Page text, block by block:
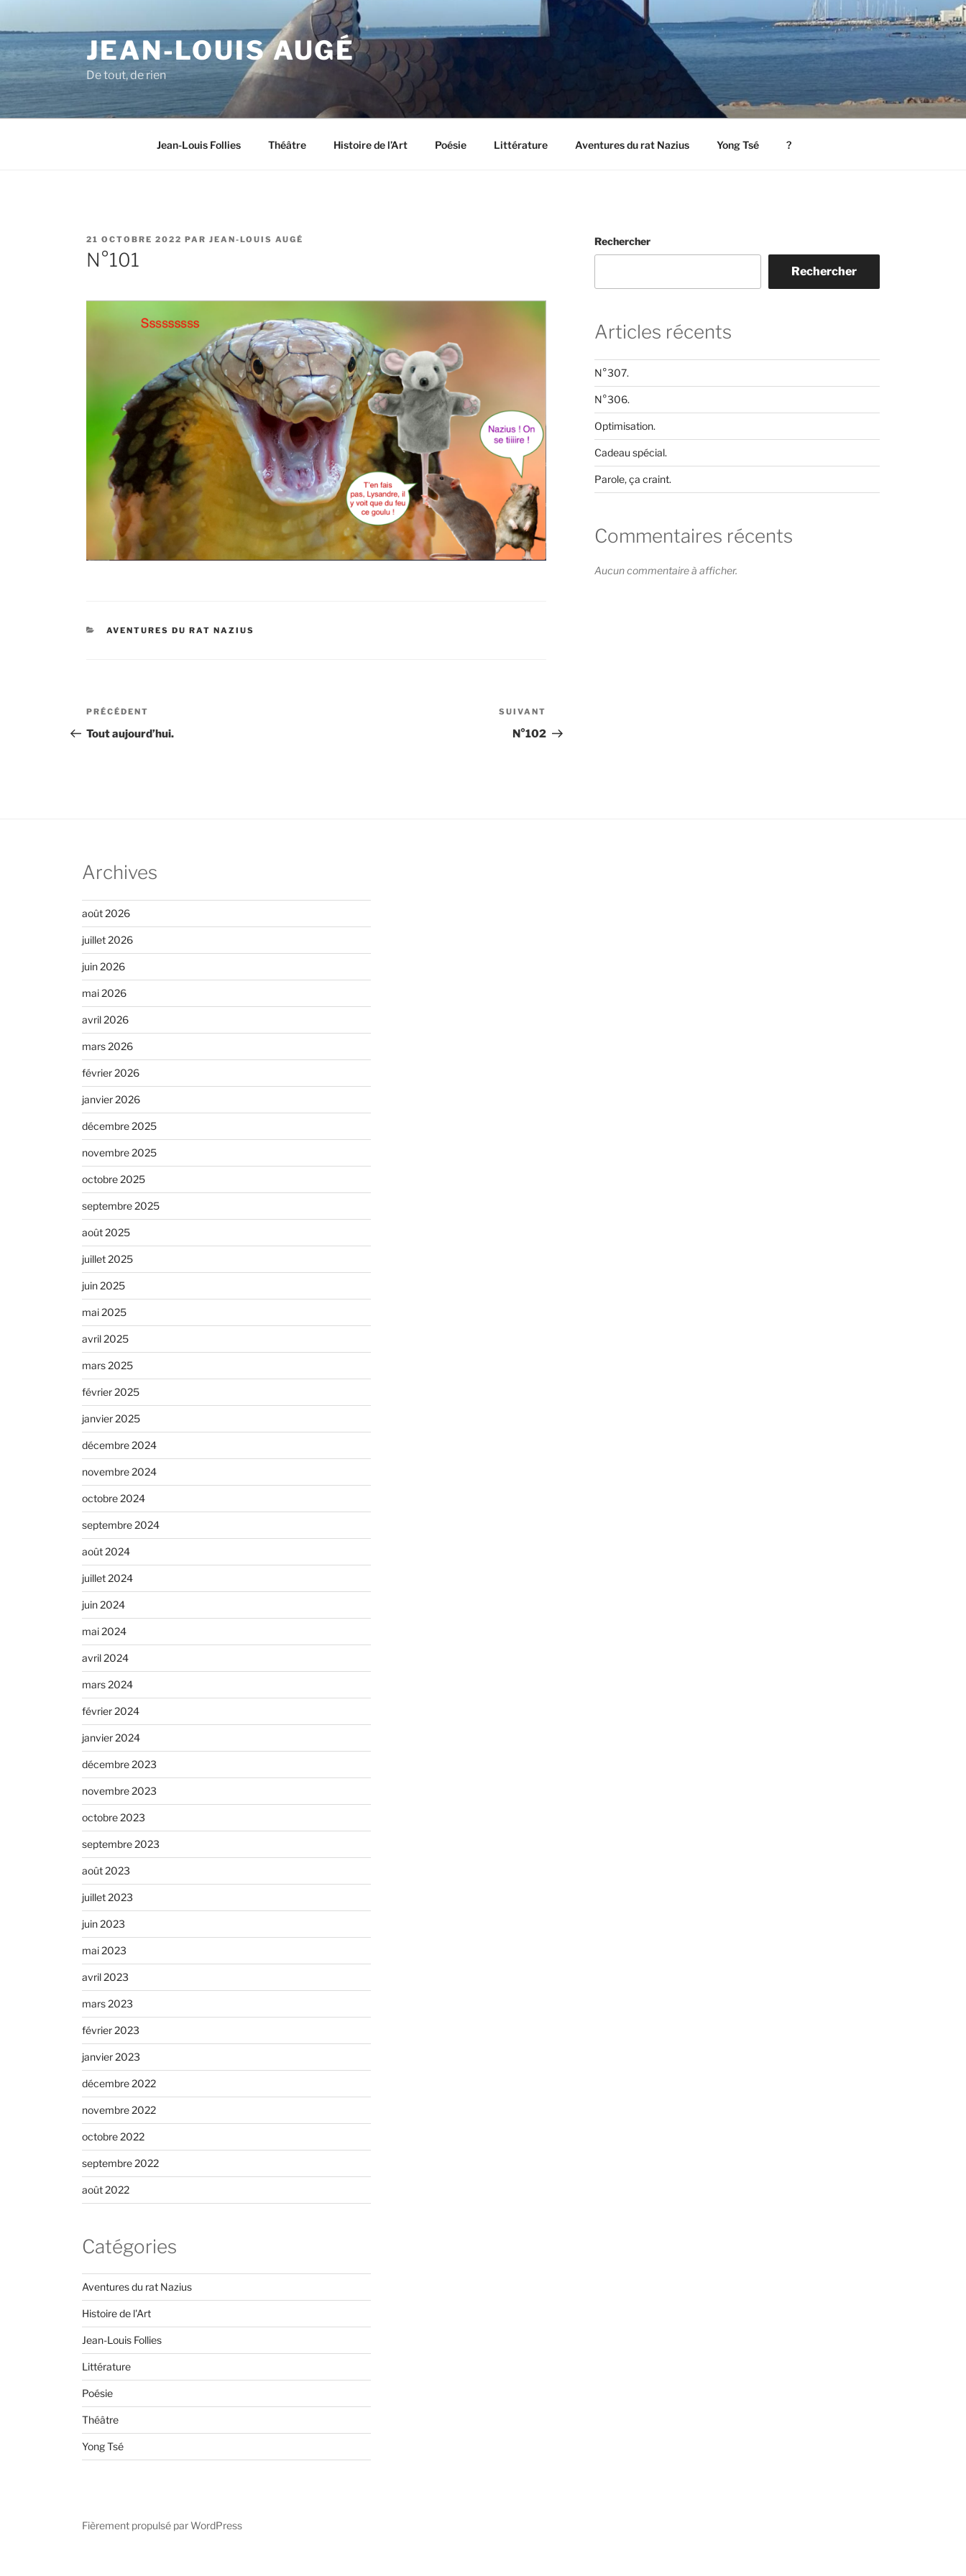
contenu
principal
JEAN-LOUIS AUGÉ
De tout, de rien
Jean-Louis Follies Théâtre Histoire de l’Art Poésie Littérature Aventures du rat Nazius Yong Tsé ?
PUBLIÉ
LE
21 OCTOBRE 2022 PAR JEAN-LOUIS AUGÉ
N°101
CATÉGORIES
AVENTURES DU RAT NAZIUS
Navigation
de
Article
précédent
PRÉCÉDENT
Tout aujourd’hui.
suivant
SUIVANT
N°102
Rechercher
Rechercher
Articles récents
N°307.
N°306.
Optimisation.
Cadeau spécial.
Parole, ça craint.
Commentaires récents
Aucun commentaire à afficher.
Archives
août 2026
juillet 2026
juin 2026
mai 2026
avril 2026
mars 2026
février 2026
janvier 2026
décembre 2025
novembre 2025
octobre 2025
septembre 2025
août 2025
juillet 2025
juin 2025
mai 2025
avril 2025
mars 2025
février 2025
janvier 2025
décembre 2024
novembre 2024
octobre 2024
septembre 2024
août 2024
juillet 2024
juin 2024
mai 2024
avril 2024
mars 2024
février 2024
janvier 2024
décembre 2023
novembre 2023
octobre 2023
septembre 2023
août 2023
juillet 2023
juin 2023
mai 2023
avril 2023
mars 2023
février 2023
janvier 2023
décembre 2022
novembre 2022
octobre 2022
septembre 2022
août 2022
Catégories
Aventures du rat Nazius
Histoire de l'Art
Jean-Louis Follies
Littérature
Poésie
Théâtre
Yong Tsé
Fièrement propulsé par WordPress